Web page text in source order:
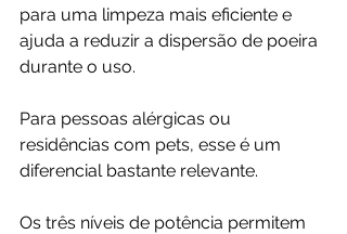
para uma limpeza mais eficiente e
ajuda a reduzir a dispersão de poeira
durante o uso.
Para pessoas alérgicas ou
residências com pets, esse é um
diferencial bastante relevante.
Os três níveis de potência permitem